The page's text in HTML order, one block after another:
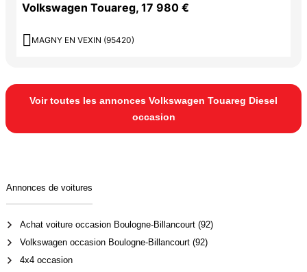
Volkswagen Touareg, 17 980 €
 MAGNY EN VEXIN (95420)
Voir toutes les annonces Volkswagen Touareg Diesel
occasion
Annonces de voitures
Achat voiture occasion Boulogne-Billancourt (92)
Volkswagen occasion Boulogne-Billancourt (92)
4x4 occasion